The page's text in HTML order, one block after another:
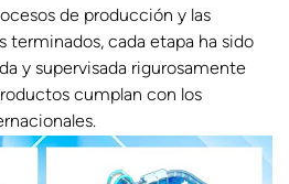
de producción y las
terminados, cada etapa ha sido
y supervisada rigurosamente
cumplan con los